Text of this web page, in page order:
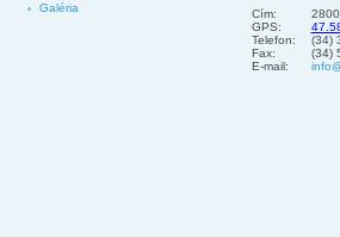
Galéria
Cím:
GPS:
Telefon:
(34)
Fax:
(34)
E-mail: